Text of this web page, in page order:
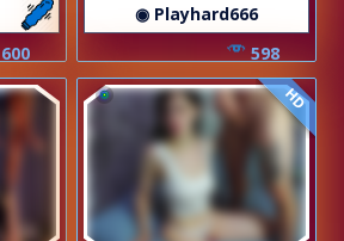
600
◉ Playhard666
598
HD